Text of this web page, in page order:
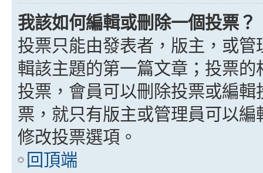
我該如何編輯或刪除一個投票？
投票只能由發表者，版主，或
輯該主題的第一篇文章；投票
投票，會員可以刪除投票或編
票，就只有版主或管理員可以
修改投票選項。
回頂端